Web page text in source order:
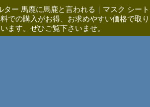
ター 馬鹿に馬鹿と言われる ｜ マスク シート
での購入がお得、お求めやすい価格で取り
ます。ぜひご覧下さいませ。